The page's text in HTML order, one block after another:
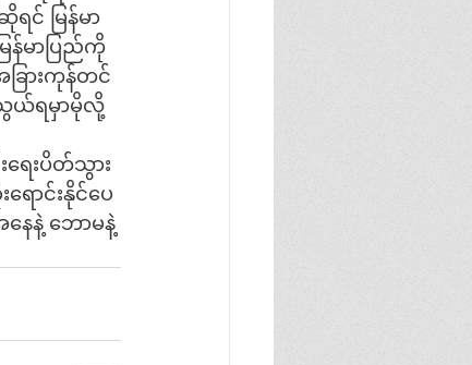
င် မြန်မာ
န်မာပြည်ကို
ြားကုန်တင်
သွယ်ရမှာမိုလို့
ေးပိတ်သွား
ာင်းနိုင်ပေ
ေနဲ့ ဘောမနဲ့